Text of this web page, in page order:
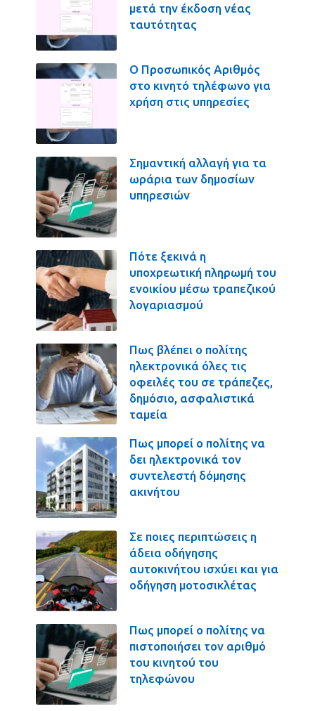
μετά την έκδοση νέας
ταυτότητας
Ο Προσωπικός Αριθμός
στο κινητό τηλέφωνο για
χρήση στις υπηρεσίες
Σημαντική αλλαγή για τα
ωράρια των δημοσίων
υπηρεσιών
Πότε ξεκινά η
υποχρεωτική πληρωμή του
ενοικίου μέσω τραπεζικού
λογαριασμού
Πως βλέπει ο πολίτης
ηλεκτρονικά όλες τις
οφειλές του σε τράπεζες,
δημόσιο, ασφαλιστικά
ταμεία
Πως μπορεί ο πολίτης να
δει ηλεκτρονικά τον
συντελεστή δόμησης
ακινήτου
Σε ποιες περιπτώσεις η
άδεια οδήγησης
αυτοκινήτου ισχύει και για
οδήγηση μοτοσικλέτας
Πως μπορεί ο πολίτης να
πιστοποιήσει τον αριθμό
του κινητού του
τηλεφώνου